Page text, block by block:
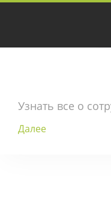
Узнать все о
Далее